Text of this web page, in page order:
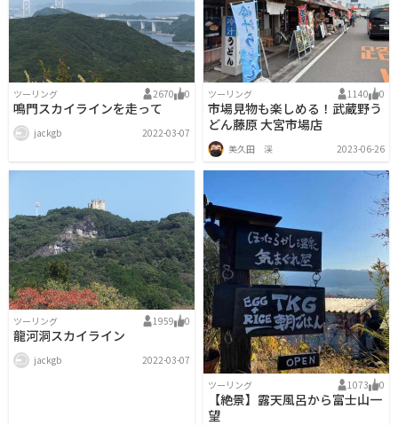
ツーリング 2670 0
鳴門スカイラインを走って
jackgb 2022-03-07
ツーリング 1140 0
市場見物も楽しめる！武蔵野う
どん藤原 大宮市場店
美久田 渓 2023-06-26
ツーリング 1959 0
龍河洞スカイライン
jackgb
2022-03-07
ツーリング
1073 0
【絶景】露天風呂から富士山一
望